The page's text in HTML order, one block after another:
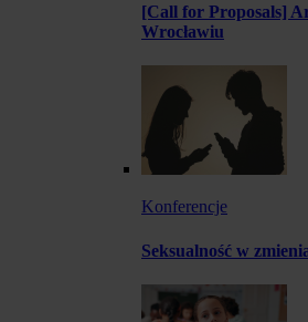
[Call for Proposals]
Wrocławiu
Konferencje
Seksualność w